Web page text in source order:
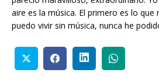
aire es la música. El primero es lo
puedo vivir sin música, nunca he